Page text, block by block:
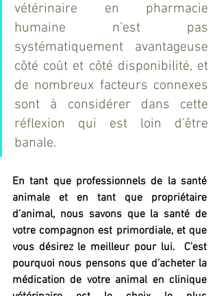
vétérinaire en pharmacie
humaine n’est pas
systématiquement avantageuse
côté coût et côté disponibilité, et
de nombreux facteurs connexes
sont à considérer dans cette
réflexion qui est loin d’être
banale.
En tant que professionnels de la santé
animale et en tant que propriétaire
d’animal, nous savons que la santé de
votre compagnon est primordiale, et que
vous désirez le meilleur pour lui.  C’est
pourquoi nous pensons que d’acheter la
médication de votre animal en clinique